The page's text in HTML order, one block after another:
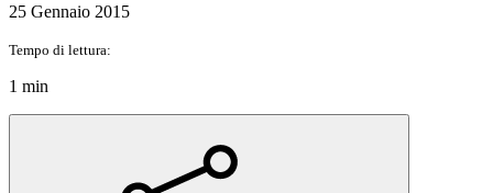
25 Gennaio 2015
Tempo di lettura:
1 min